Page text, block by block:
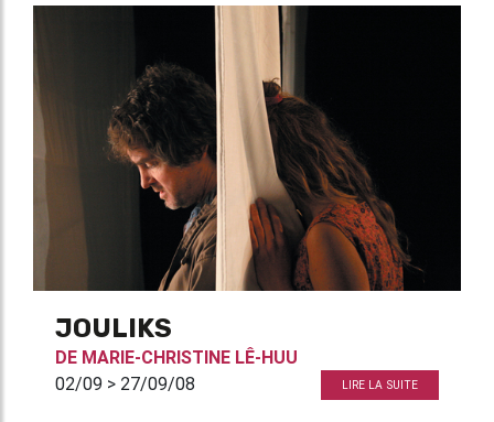
JOULIKS
DE MARIE-CHRISTINE LÊ-HUU
02/09 > 27/09/08
LIRE LA SUITE